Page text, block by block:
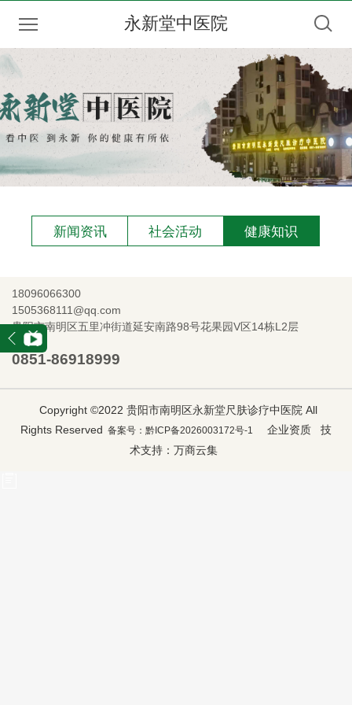
永新堂中医院
新闻资讯 社会活动 健康知识
18096066300
1505368111@qq.com
贵阳市南明区五里冲街道延安南路98号花果园V区14栋L2层
0851-86918999
Copyright ©2022 贵阳市南明区永新堂尺肤诊疗中医院 All
Rights Reserved 备案号：黔ICP备2026003172号-1 企业资质
技
术支持：万商云集